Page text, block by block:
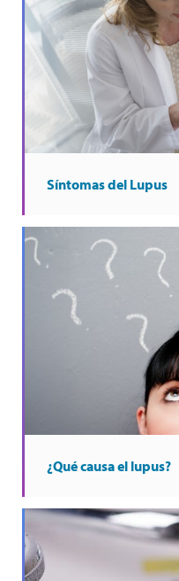
Síntomas del Lupus
¿Qué causa el lupus?